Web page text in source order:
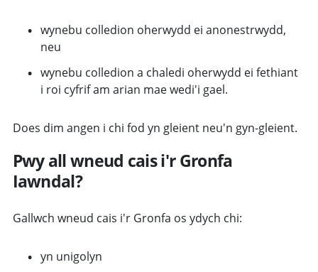
wynebu colledion oherwydd ei anonestrwydd,
neu
wynebu colledion a chaledi oherwydd ei fethiant
i roi cyfrif am arian mae wedi'i gael.
Does dim angen i chi fod yn gleient neu'n gyn-gleient.
Pwy all wneud cais i'r Gronfa
Iawndal?
Gallwch wneud cais i'r Gronfa os ydych chi:
yn unigolyn